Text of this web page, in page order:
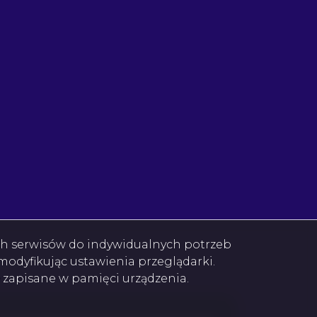
serwisów do indywidualnych potrzeb
ustawienia przeglądarki.
w pamięci urządzenia.